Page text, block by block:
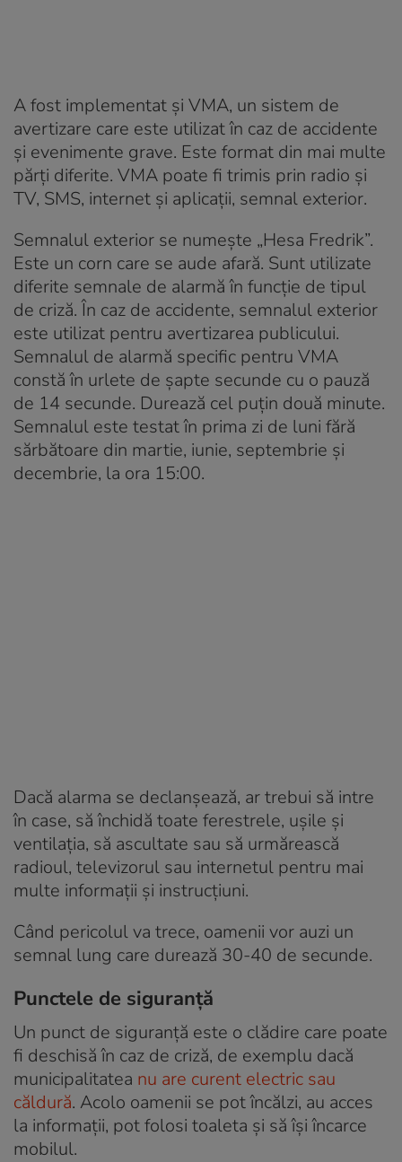
A fost implementat și VMA, un sistem de
avertizare care este utilizat în caz de accidente
și evenimente grave. Este format din mai multe
părți diferite. VMA poate fi trimis prin radio și
TV, SMS, internet și aplicații, semnal exterior.
Semnalul exterior se numește „Hesa Fredrik”.
Este un corn care se aude afară. Sunt utilizate
diferite semnale de alarmă în funcție de tipul
de criză. În caz de accidente, semnalul exterior
este utilizat pentru avertizarea publicului.
Semnalul de alarmă specific pentru VMA
constă în urlete de șapte secunde cu o pauză
de 14 secunde. Durează cel puțin două minute.
Semnalul este testat în prima zi de luni fără
sărbătoare din martie, iunie, septembrie și
decembrie, la ora 15:00.
Dacă alarma se declanșează, ar trebui să intre
în case, să închidă toate ferestrele, ușile și
ventilația, să ascultate sau să urmărească
radioul, televizorul sau internetul pentru mai
multe informații și instrucțiuni.
Când pericolul va trece, oamenii vor auzi un
semnal lung care durează 30-40 de secunde.
Punctele de siguranță
Un punct de siguranță este o clădire care poate
fi deschisă în caz de criză, de exemplu dacă
municipalitatea nu are curent electric sau
căldură. Acolo oamenii se pot încălzi, au acces
la informații, pot folosi toaleta și să își încarce
mobilul.